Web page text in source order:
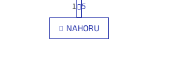
O
v
l
t
r
á
n
1 5
NAHORU